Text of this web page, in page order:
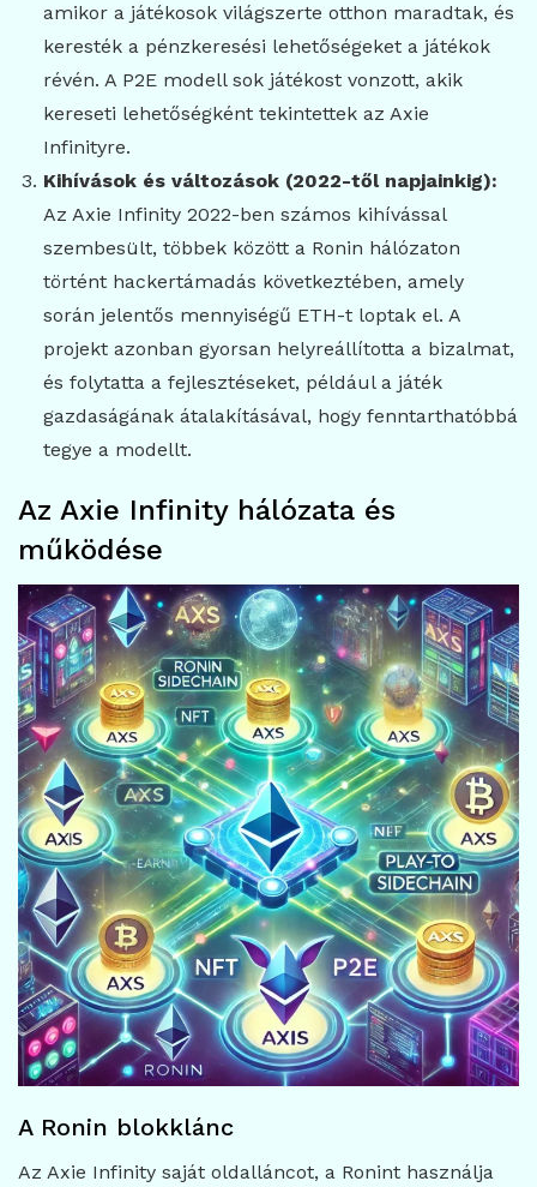
amikor a játékosok világszerte otthon maradtak, és
keresték a pénzkeresési lehetőségeket a játékok
révén. A P2E modell sok játékost vonzott, akik
kereseti lehetőségként tekintettek az Axie
Infinityre.
Kihívások és változások (2022-től napjainkig):
Az Axie Infinity 2022-ben számos kihívással
szembesült, többek között a Ronin hálózaton
történt hackertámadás következtében, amely
során jelentős mennyiségű ETH-t loptak el. A
projekt azonban gyorsan helyreállította a bizalmat,
és folytatta a fejlesztéseket, például a játék
gazdaságának átalakításával, hogy fenntarthatóbbá
tegye a modellt.
Az Axie Infinity hálózata és
működése
A Ronin blokklánc
Az Axie Infinity saját oldalláncot, a Ronint használja